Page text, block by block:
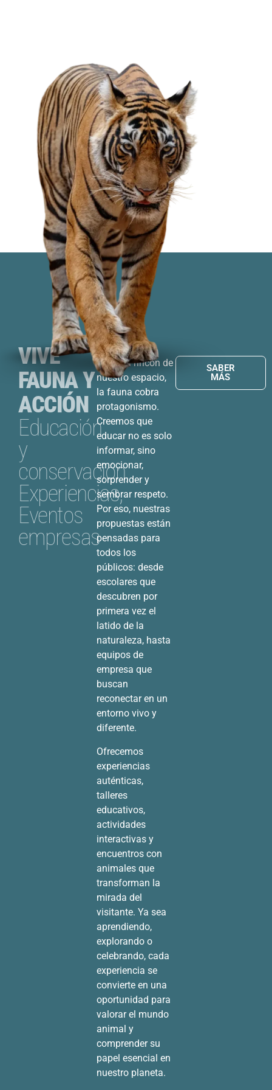
VIVE
FAUNA Y
ACCIÓN
Educación
y
conservación,
Experiencias,
Eventos
empresas
En cada rincón de
nuestro espacio,
la fauna cobra
protagonismo.
Creemos que
educar no es solo
informar, sino
emocionar,
sorprender y
sembrar respeto.
Por eso, nuestras
propuestas están
pensadas para
todos los
públicos: desde
escolares que
descubren por
primera vez el
latido de la
naturaleza, hasta
equipos de
empresa que
buscan
reconectar en un
entorno vivo y
diferente.
Ofrecemos
experiencias
auténticas,
talleres
educativos,
actividades
interactivas y
encuentros con
animales que
transforman la
mirada del
visitante. Ya sea
aprendiendo,
explorando o
celebrando, cada
experiencia se
convierte en una
oportunidad para
valorar el mundo
animal y
comprender su
papel esencial en
nuestro planeta.
SABER
MÁS